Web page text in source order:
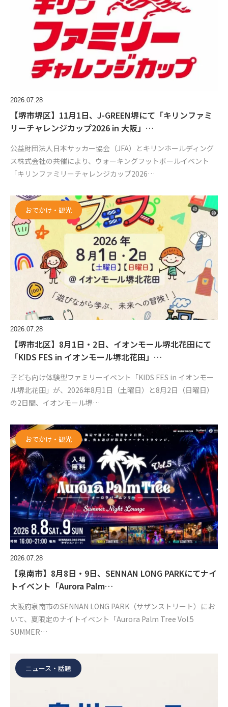
2026.07.28
【堺市堺区】11月1日、J-GREEN堺にて「キリンファミ
リーチャレンジカップ2026 in 大阪」…
公益財団法人日本サッカー協会（JFA）とキリンホールディング
ス株式会社の共催により、ウォーキングフットボールイベント
「キリンファミリーチャレンジカップ2026…
おでかけ・観光
2026.07.28
【堺市北区】8月1日・2日、イオンモール堺北花田にて
「KIDS FES in イオンモール堺北花田」…
子ども向け体験型ファミリーイベント「KIDS FES in イオンモー
ル堺北花田」が、2026年8月1日（土曜日）と8月2日（日曜日）
の2日間、イオンモール堺…
おでかけ・観光
2026.07.28
【泉南市】8月8日・9日、SENNAN LONG PARKにてナイ
トイベント「Aurora Palm…
大阪府泉南市のSENNAN LONG PARK（サザンストリート）にお
いて、夏限定のナイトイベント「Aurora Palm Tree Vol.5
SUMMER…
ニュース・話題